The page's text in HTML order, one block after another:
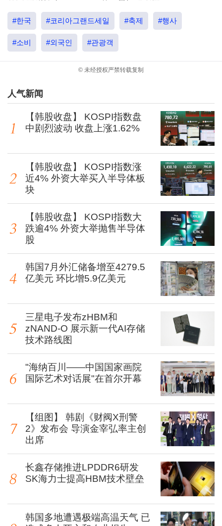
#한국 #코리아그랜드세일 #축제 #행사
#소비 #외국인 #관광객
© 未经授权严禁转载复制
人气新闻
【韩股收盘】 KOSPI指数盘
中剧烈波动 收盘上涨1.62%
【韩股收盘】 KOSPI指数涨
近4% 外资大举买入半导体板
块
【韩股收盘】 KOSPI指数大
跌逾4% 外资大举抛售半导体
股
韩国7月外汇储备增至4279.5
亿美元 环比增5.9亿美元
三星电子发布zHBM和
zNAND-O 展示新一代AI存储
技术路线图
"海纳百川——中国国家画院
国际艺术对话展"在首尔开幕
【组图】 韩剧《财阀X刑警
2》发布会 导演金宰弘率主创
出席
长鑫存储推进LPDDR6研发
SK海力士提高HBM技术壁垒
韩国多地遭遇极端高温天气 已